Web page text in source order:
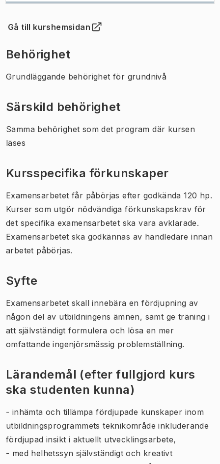
Gå till kurshemsidan
(Öppnas i ny flik)
Behörighet
Grundläggande behörighet för grundnivå
Särskild behörighet
Samma behörighet som det program där kursen
läses
Kursspecifika förkunskaper
Examensarbetet får påbörjas efter godkända 120 hp.
Kurser som utgör nödvändiga förkunskapskrav för
det specifika examensarbetet ska vara avklarade.
Examensarbetet ska godkännas av handledare innan
arbetet påbörjas.
Syfte
Examensarbetet skall innebära en fördjupning av
någon del av utbildningens ämnen, samt ge träning i
att självständigt formulera och lösa en mer
omfattande ingenjörsmässig problemställning.
Lärandemål (efter fullgjord kurs
ska studenten kunna)
- inhämta och tillämpa fördjupade kunskaper inom
utbildningsprogrammets teknikområde inkluderande
fördjupad insikt i aktuellt utvecklingsarbete,
- med helhetssyn självständigt och kreativt